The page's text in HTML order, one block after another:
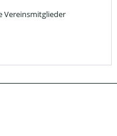
Vereinsmitglieder